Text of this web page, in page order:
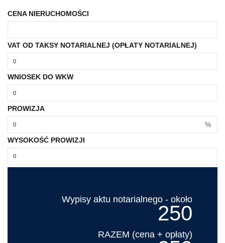
CENA NIERUCHOMOŚCI
VAT OD TAKSY NOTARIALNEJ (OPŁATY NOTARIALNEJ)
WNIOSEK DO WKW
PROWIZJA
%
WYSOKOŚĆ PROWIZJI
Wypisy aktu notarialnego - około
250
RAZEM (cena + opłaty)